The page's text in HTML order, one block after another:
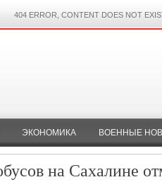
404 ERROR, CONTENT DOES NOT
ЭКОНОМИКА ВОЕННЫЕ
на Сахалине